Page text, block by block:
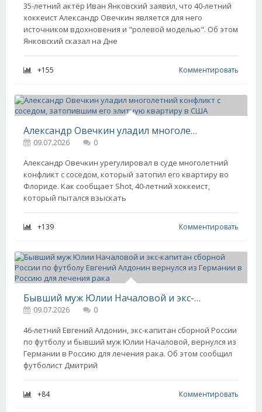
35-летний актёр Иван Янковский заявил, что 40-летний
хоккеист Александр Овечкин является для него
источником вдохновения и "ролевой моделью". Об этом
Янковский сказал на Дне
+155 Комментировать
Александр Овечкин уладил многолетний конфликт с соседом, затопившим его элитную квартиру в США
09.07.2026
0
Александр Овечкин урегулировал в суде многолетний
конфликт с соседом, который затопил его квартиру во
Флориде. Как сообщает Shot, 40-летний хоккеист,
который пытался взыскать
+139 Комментировать
Бывший муж Юлии Началовой и экс-капитан сборной России по футболу Евгений Алдонин вернулся из Германии в Россию для лечения рака
09.07.2026
0
46-летний Евгений Алдонин, экс-капитан сборной России
по футболу и бывший муж Юлии Началовой, вернулся из
Германии в Россию для лечения рака. Об этом сообщил
футболист Дмитрий
+84 Комментировать